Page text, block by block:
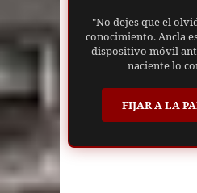
"No dejes que el
conocimiento. Ancla
dispositivo móvil
naciente lo
FIJAR A LA